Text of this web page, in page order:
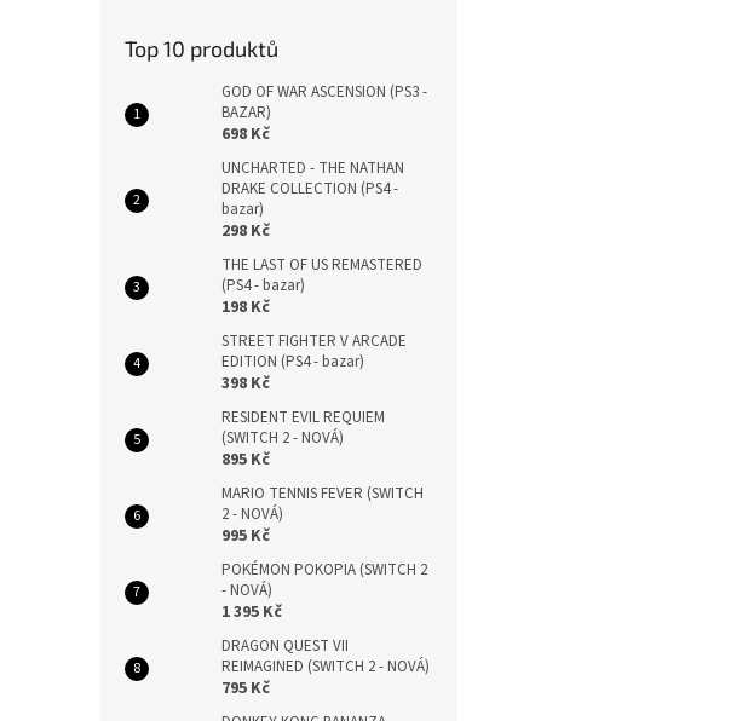
Top 10 produktů
GOD OF WAR ASCENSION (PS3 -
BAZAR)
698 Kč
UNCHARTED - THE NATHAN
DRAKE COLLECTION (PS4 -
bazar)
298 Kč
THE LAST OF US REMASTERED
(PS4 - bazar)
198 Kč
STREET FIGHTER V ARCADE
EDITION (PS4 - bazar)
398 Kč
RESIDENT EVIL REQUIEM
(SWITCH 2 - NOVÁ)
895 Kč
MARIO TENNIS FEVER (SWITCH
2 - NOVÁ)
995 Kč
POKÉMON POKOPIA (SWITCH 2
- NOVÁ)
1 395 Kč
DRAGON QUEST VII
REIMAGINED (SWITCH 2 - NOVÁ)
795 Kč